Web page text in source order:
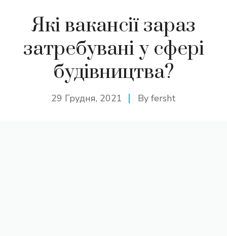
Які вакансії зараз
затребувані у сфері
будівництва?
29 Грудня, 2021 By fersht